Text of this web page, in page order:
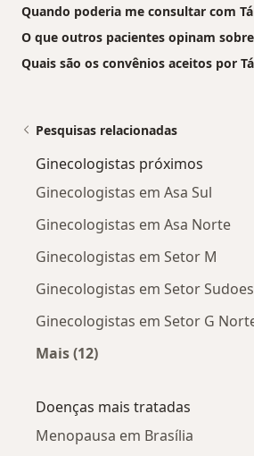
Quando poderia me consultar com
O que outros pacientes opinam
Quais são os convênios aceitos por
Pesquisas relacionadas
Ginecologistas próximos
Ginecologistas em Asa Sul
Ginecologistas em Asa Norte
Ginecologistas em Setor M
Ginecologistas em Setor
Ginecologistas em Setor G
Mais (12)
Doenças mais tratadas
Menopausa em Brasília